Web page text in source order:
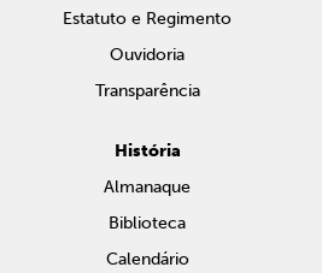
Estatuto e Regimento
Ouvidoria
Transparência
História
Almanaque
Biblioteca
Calendário